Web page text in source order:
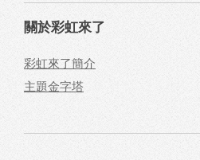
關於彩虹來了
彩虹來了簡介
主題金字塔